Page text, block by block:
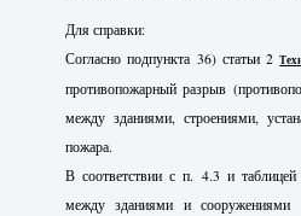
Для справки:
Согласно подпункта 36) статьи 2
противопожарный разрыв
между зданиями, строениями,
пожара.
В соответствии с п. 4.3 и
между зданиями и сооружениями V